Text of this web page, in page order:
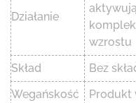
Działanie
wzrostu
Skład
Bez
Wegańskość
Produkt